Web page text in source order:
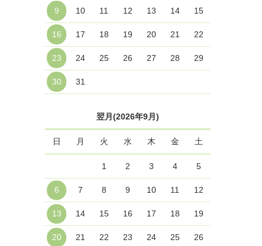
9 10 11 12 13 14 15
16 17 18 19 20 21 22
23 24 25 26 27 28 29
30 31
翌月(2026年9月)
日 月 火 水 木 金 土
1 2 3 4 5
6 7 8 9 10 11 12
13 14 15 16 17 18 19
20 21 22 23 24 25 26